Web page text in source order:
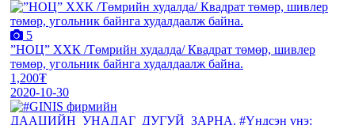
5
”НОЦ” ХХК /Төмрийн худалда/ Квадрат төмөр, шивлер
төмөр, угольник байнга худалдаалж байна.
1,200₮
2020-10-30